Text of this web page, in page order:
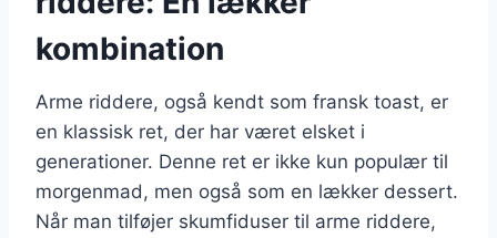
kombination
Arme riddere, også kendt som fransk toast, er
en klassisk ret, der har været elsket i
generationer. Denne ret er ikke kun populær til
morgenmad, men også som en lækker dessert.
Når man tilføjer skumfiduser til arme riddere,